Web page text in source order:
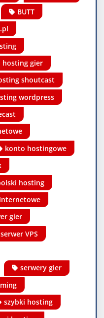
BUTT
hosting gier
shoutcast
wordpress
konto hostingowe
hosting
gier
serwer VPS
serwery gier
szybki hosting